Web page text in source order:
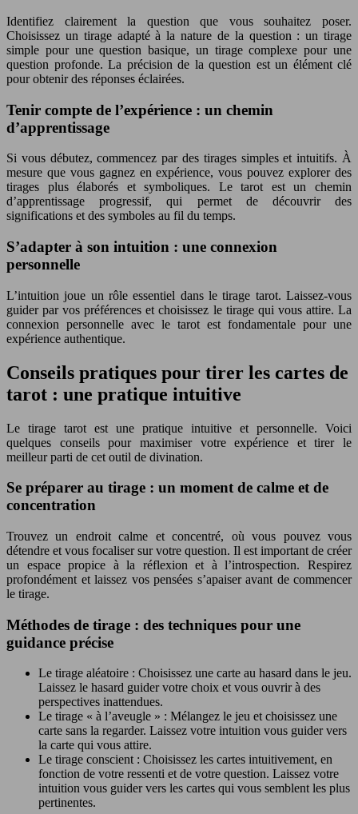
Identifiez clairement la question que vous souhaitez poser.
Choisissez un tirage adapté à la nature de la question : un tirage
simple pour une question basique, un tirage complexe pour une
question profonde. La précision de la question est un élément clé
pour obtenir des réponses éclairées.
Tenir compte de l’expérience : un chemin
d’apprentissage
Si vous débutez, commencez par des tirages simples et intuitifs. À
mesure que vous gagnez en expérience, vous pouvez explorer des
tirages plus élaborés et symboliques. Le tarot est un chemin
d’apprentissage progressif, qui permet de découvrir des
significations et des symboles au fil du temps.
S’adapter à son intuition : une connexion
personnelle
L’intuition joue un rôle essentiel dans le tirage tarot. Laissez-vous
guider par vos préférences et choisissez le tirage qui vous attire. La
connexion personnelle avec le tarot est fondamentale pour une
expérience authentique.
Conseils pratiques pour tirer les cartes de
tarot : une pratique intuitive
Le tirage tarot est une pratique intuitive et personnelle. Voici
quelques conseils pour maximiser votre expérience et tirer le
meilleur parti de cet outil de divination.
Se préparer au tirage : un moment de calme et de
concentration
Trouvez un endroit calme et concentré, où vous pouvez vous
détendre et vous focaliser sur votre question. Il est important de créer
un espace propice à la réflexion et à l’introspection. Respirez
profondément et laissez vos pensées s’apaiser avant de commencer
le tirage.
Méthodes de tirage : des techniques pour une
guidance précise
Le tirage aléatoire : Choisissez une carte au hasard dans le jeu.
Laissez le hasard guider votre choix et vous ouvrir à des
perspectives inattendues.
Le tirage « à l’aveugle » : Mélangez le jeu et choisissez une
carte sans la regarder. Laissez votre intuition vous guider vers
la carte qui vous attire.
Le tirage conscient : Choisissez les cartes intuitivement, en
fonction de votre ressenti et de votre question. Laissez votre
intuition vous guider vers les cartes qui vous semblent les plus
pertinentes.